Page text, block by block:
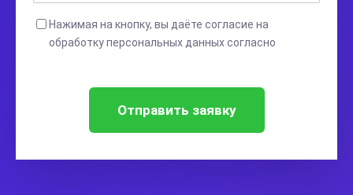
Нажимая на кнопку, вы даёте согласие на
обработку персональных данных согласно
Отправить заявку